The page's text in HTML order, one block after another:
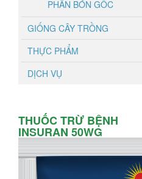
PHÂN BÓN GỐC
GIỐNG CÂY TRỒNG
THỰC PHẨM
DỊCH VỤ
THUỐC TRỪ BỆNH
INSURAN 50WG